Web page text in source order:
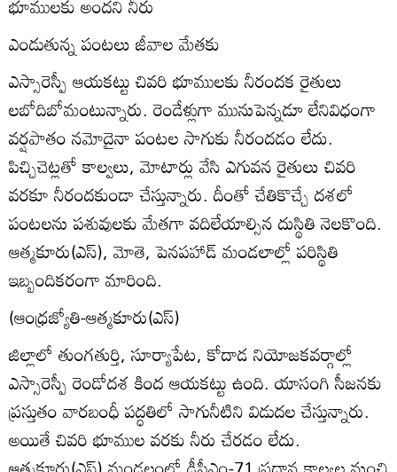
ఎండుతున్న పంటలు జీవాల మేతకు
ఎస్సారెస్పీ ఆయకట్టు చివరి భూములకు నీరందక రైతులు
లబోదిబోమంటున్నారు. రెండేళ్లుగా మునుపెన్నడూ లేనివిధంగా
వర్షపాతం నమోదైనా పంటల సాగుకు నీరందడం లేదు.
పిచ్చిచెట్లతో కాల్వలు, మోటార్లు వేసి ఎగువన రైతులు చివరి
వరకూ నీరందకుండా చేస్తున్నారు. దీంతో చేతికొచ్చే దశలో
పంటలను పశువులకు మేతగా వదిలేయాల్సిన దుస్థితి నెలకొంది.
ఆత్మకూరు(ఎస్‌), మోతె, పెనపహాడ్‌ మండలాల్లో పరిస్థితి
ఇబ్బందికరంగా మారింది.
(ఆంధ్రజ్యోతి-ఆత్మకూరు(ఎస్‌)
జిల్లాలో తుంగతుర్తి, సూర్యాపేట, కోదాడ నియోజకవర్గాల్లో
ఎస్సారెస్పీ రెండోదశ కింద ఆయకట్టు ఉంది. యాసంగి సీజనకు
ప్రస్తుతం వారబంధీ పద్ధతిలో సాగునీటిని విడుదల చేస్తున్నారు.
అయితే చివరి భూముల వరకు నీరు చేరడం లేదు.